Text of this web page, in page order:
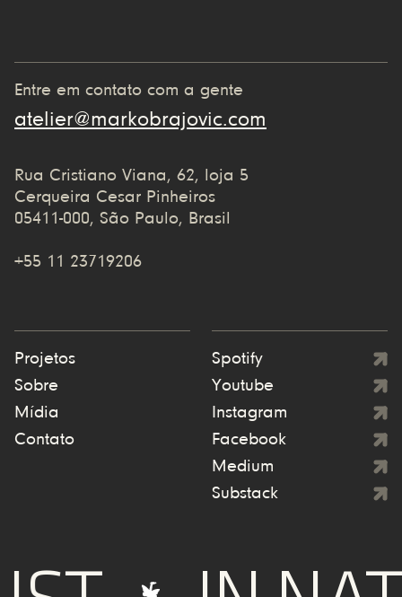
Entre em contato com a gente
atelier@markobrajovic.com
Rua Cristiano Viana, 62, loja 5
Cerqueira Cesar Pinheiros
05411-000, São Paulo, Brasil
+55 11 23719206
Projetos
Sobre
Mídia
Contato
Spotify
Youtube
Instagram
Facebook
Medium
Substack